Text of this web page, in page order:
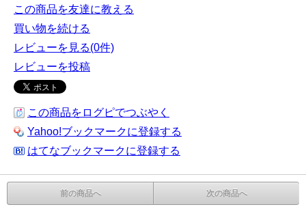
この商品を友達に教える
買い物を続ける
レビューを見る(0件)
レビューを投稿
この商品をログピでつぶやく
Yahoo!ブックマークに登録する
はてなブックマークに登録する
前の商品へ 次の商品へ